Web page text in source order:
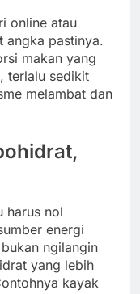
online atau
angka pastinya.
makan yang
terlalu sedikit
melambat dan
harus nol
energi
ngilangin
yang lebih
kayak